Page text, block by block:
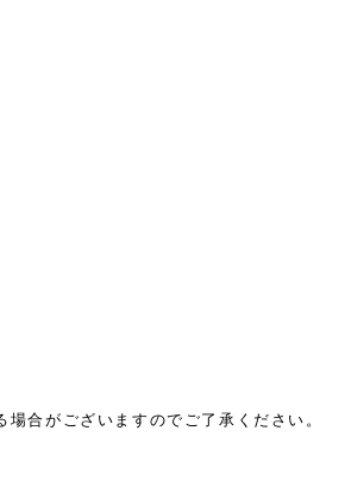
合がございますのでご了承ください。